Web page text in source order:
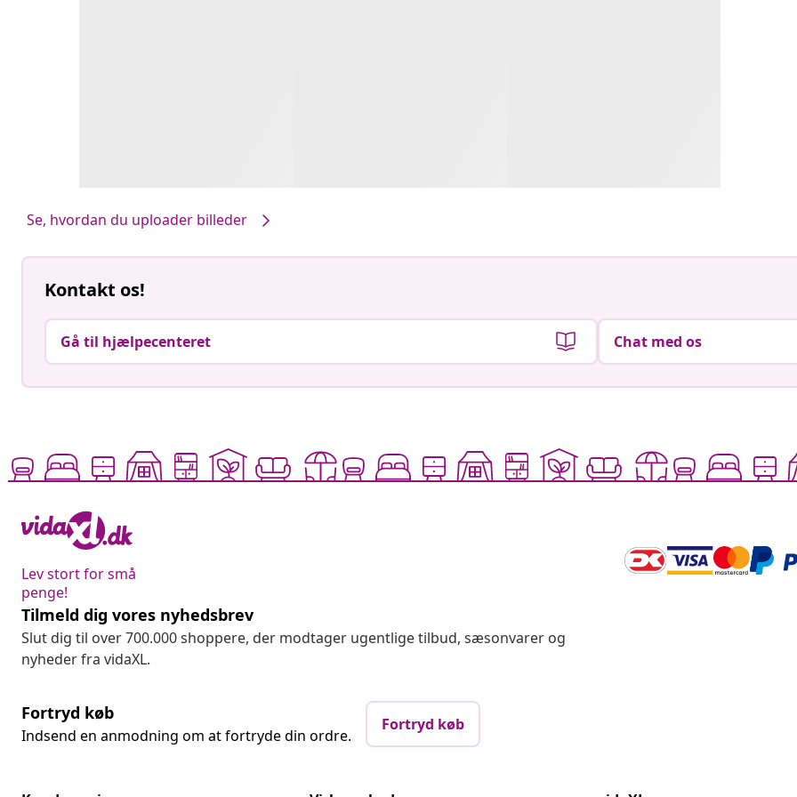
Se, hvordan du uploader billeder
Kontakt os!
Gå til hjælpecenteret Chat med os
Lev stort for små
penge!
Tilmeld dig vores nyhedsbrev
Slut dig til over 700.000 shoppere, der modtager ugentlige tilbud, sæsonvarer og
nyheder fra vidaXL.
Fortryd køb
Indsend en anmodning om at fortryde din ordre.
Fortryd køb